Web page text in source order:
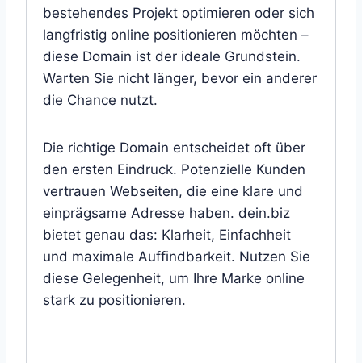
bestehendes Projekt optimieren oder sich
langfristig online positionieren möchten –
diese Domain ist der ideale Grundstein.
Warten Sie nicht länger, bevor ein anderer
die Chance nutzt.
Die richtige Domain entscheidet oft über
den ersten Eindruck. Potenzielle Kunden
vertrauen Webseiten, die eine klare und
einprägsame Adresse haben. dein.biz
bietet genau das: Klarheit, Einfachheit
und maximale Auffindbarkeit. Nutzen Sie
diese Gelegenheit, um Ihre Marke online
stark zu positionieren.